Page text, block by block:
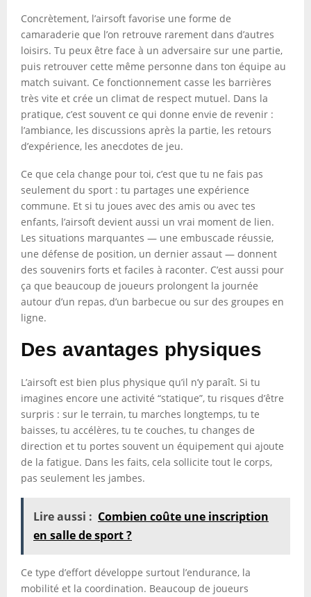
Concrètement, l’airsoft favorise une forme de
camaraderie que l’on retrouve rarement dans d’autres
loisirs. Tu peux être face à un adversaire sur une partie,
puis retrouver cette même personne dans ton équipe au
match suivant. Ce fonctionnement casse les barrières
très vite et crée un climat de respect mutuel. Dans la
pratique, c’est souvent ce qui donne envie de revenir :
l’ambiance, les discussions après la partie, les retours
d’expérience, les anecdotes de jeu.
Ce que cela change pour toi, c’est que tu ne fais pas
seulement du sport : tu partages une expérience
commune. Et si tu joues avec des amis ou avec tes
enfants, l’airsoft devient aussi un vrai moment de lien.
Les situations marquantes — une embuscade réussie,
une défense de position, un dernier assaut — donnent
des souvenirs forts et faciles à raconter. C’est aussi pour
ça que beaucoup de joueurs prolongent la journée
autour d’un repas, d’un barbecue ou sur des groupes en
ligne.
Des avantages physiques
L’airsoft est bien plus physique qu’il n’y paraît. Si tu
imagines encore une activité “statique”, tu risques d’être
surpris : sur le terrain, tu marches longtemps, tu te
baisses, tu accélères, tu te couches, tu changes de
direction et tu portes souvent un équipement qui ajoute
de la fatigue. Dans les faits, cela sollicite tout le corps,
pas seulement les jambes.
Lire aussi : Combien coûte une inscription
en salle de sport ?
Ce type d’effort développe surtout l’endurance, la
mobilité et la coordination. Beaucoup de joueurs